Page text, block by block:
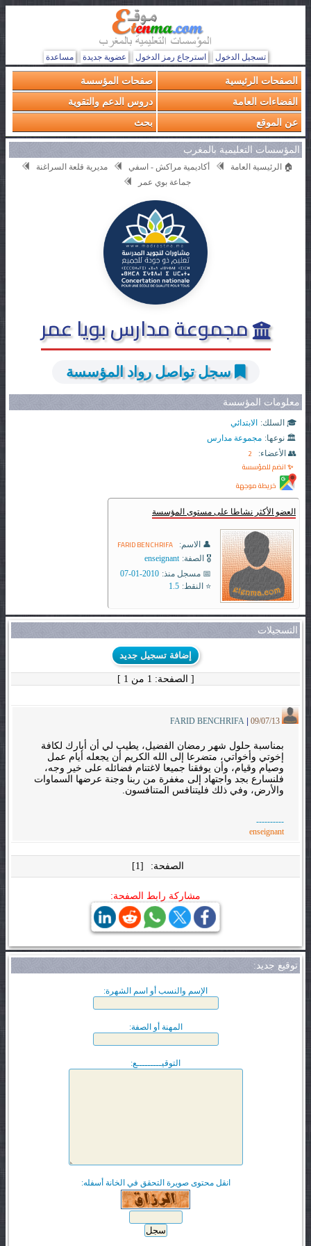
تسجيل الدخول استرجاع رمز الدخول عضوية جديدة مساعدة
الصفحات الرئيسية
صفحات المؤسسة
الفضاءات العامة
دروس الدعم والتقوية
عن الموقع
بحث
المؤسسات التعليمية بالمغرب
🏠 الرئيسية العامة أكاديمية مراكش - اسفي
مديرية قلعة السراغنة
جماعة بوي عمر
مجموعة مدارس بويا عمر
سجل تواصل رواد المؤسسة
معلومات المؤسسة
🎓 السلك: الابتدائي
🏛️ نوعها: مجموعة مدارس
👥 الأعضاء:
2
✨ انضم للمؤسسة
خريطة موجهة
العضو الأكثر نشاطا على مستوى المؤسسة
👤 الاسم: FARID BENCHRIFA
🎖️ الصفة: enseignant
📅 مسجل منذ: 2010-01-07
⭐ النقط: 1.5
التسجيلات
إضافة تسجيل جديد
[ الصفحة: 1 من 1 ]
FARID BENCHRIFA | 09/07/13
بمناسبة حلول شهر رمضان الفضيل، يطيب لي أن أبارك لكافة
إخوتي وأخواتي، متضرعا إلى الله الكريم أن يجعله أيام عمل
وصيام وقيام، وأن يوفقنا جميعا لاغتنام فضائله على خير وجه،
فلنسارع بجد واجتهاد إلى مغفرة من ربنا وجنة عرضها السماوات
والأرض، وفي ذلك فليتنافس المتنافسون.
----------
enseignant
الصفحة: [1]
مشاركة رابط الصفحة:
توقيع جديد:
الإسم والنسب أو اسم الشهرة:
المهنة أو الصفة:
التوقيـــــــــع:
انقل محتوى صويرة التحقق في الخانة أسفله: